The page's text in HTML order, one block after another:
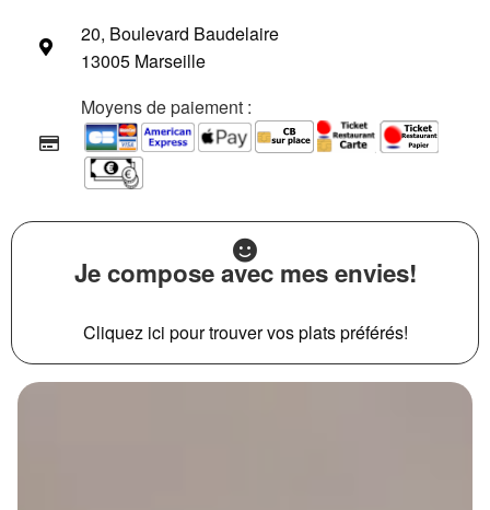
20, Boulevard Baudelaire
13005 Marseille
Moyens de paiement :
Je compose avec mes envies!
Cliquez ici pour trouver vos plats préférés!